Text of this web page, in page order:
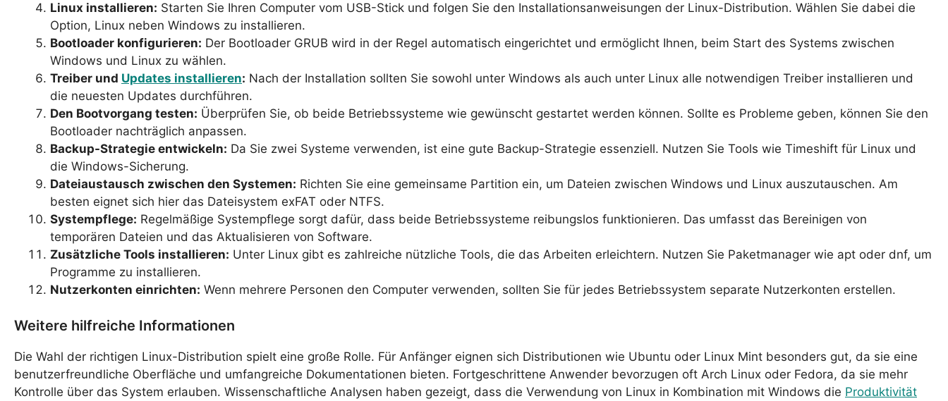
Linux installieren: Starten Sie Ihren Computer vom USB-Stick und folgen Sie den Installationsanweisungen der Linux-Distribution. Wählen Sie dabei die
Option, Linux neben Windows zu installieren.
Bootloader konfigurieren: Der Bootloader GRUB wird in der Regel automatisch eingerichtet und ermöglicht Ihnen, beim Start des Systems zwischen
Windows und Linux zu wählen.
Treiber und Updates installieren: Nach der Installation sollten Sie sowohl unter Windows als auch unter Linux alle notwendigen Treiber installieren und
die neuesten Updates durchführen.
Den Bootvorgang testen: Überprüfen Sie, ob beide Betriebssysteme wie gewünscht gestartet werden können. Sollte es Probleme geben, können Sie den
Bootloader nachträglich anpassen.
Backup-Strategie entwickeln: Da Sie zwei Systeme verwenden, ist eine gute Backup-Strategie essenziell. Nutzen Sie Tools wie Timeshift für Linux und
die Windows-Sicherung.
Dateiaustausch zwischen den Systemen: Richten Sie eine gemeinsame Partition ein, um Dateien zwischen Windows und Linux auszutauschen. Am
besten eignet sich hier das Dateisystem exFAT oder NTFS.
Systempflege: Regelmäßige Systempflege sorgt dafür, dass beide Betriebssysteme reibungslos funktionieren. Das umfasst das Bereinigen von
temporären Dateien und das Aktualisieren von Software.
Zusätzliche Tools installieren: Unter Linux gibt es zahlreiche nützliche Tools, die das Arbeiten erleichtern. Nutzen Sie Paketmanager wie apt oder dnf, um
Programme zu installieren.
Nutzerkonten einrichten: Wenn mehrere Personen den Computer verwenden, sollten Sie für jedes Betriebssystem separate Nutzerkonten erstellen.
Weitere hilfreiche Informationen
Die Wahl der richtigen Linux-Distribution spielt eine große Rolle. Für Anfänger eignen sich Distributionen wie Ubuntu oder Linux Mint besonders gut, da sie eine
benutzerfreundliche Oberfläche und umfangreiche Dokumentationen bieten. Fortgeschrittene Anwender bevorzugen oft Arch Linux oder Fedora, da sie mehr
Kontrolle über das System erlauben. Wissenschaftliche Analysen haben gezeigt, dass die Verwendung von Linux in Kombination mit Windows die Produktivität